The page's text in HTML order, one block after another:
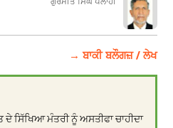
→ ਬਾਕੀ ਬਲੌਗਜ਼ / ਲੇਖ
ਦੇ ਸਿੱਖਿਆ ਮੰਤਰੀ ਨੂੰ ਅਸਤੀਫਾ ਚਾਹੀਦਾ